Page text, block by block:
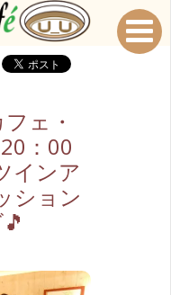
ェ・
：00
インア
ション